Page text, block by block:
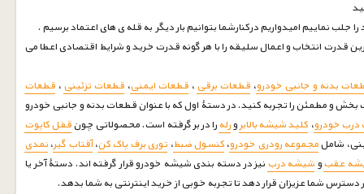
قدرت انتخاب و اعمال سلیقه را با هر گونه قدرت خرید و شرایط اقتصادی اعطا می
بدنه و جانبی خودرو، قطعات برقی ، قطعات ایمنی، قطعات تزئینی ، قطعات
و مطمئن را تجربه کنید. در دستۀ اول که با عنوان قطعات بدنه و جانبی خودرو
درب خودرو، کلید شیشه بالابر ورله را در بر گرفته است. محصولاتی چونقفل کاپوت
شاملمجموعه رودری خودرو،کنسول ضبط، توری برف پاک کن،آفتاب گیر، نمدی
عقبو شیشه درب نیز در دسته بندی شیشه خودرو قرار گرفته اند. دستۀ آخر یا
شما عزیزان قرار دهد تا تجربه خوبی از خرید اینترنتی به شما بدهد.